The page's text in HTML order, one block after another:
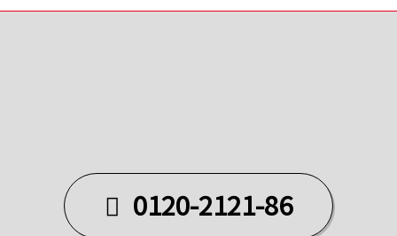
0120-2121-86